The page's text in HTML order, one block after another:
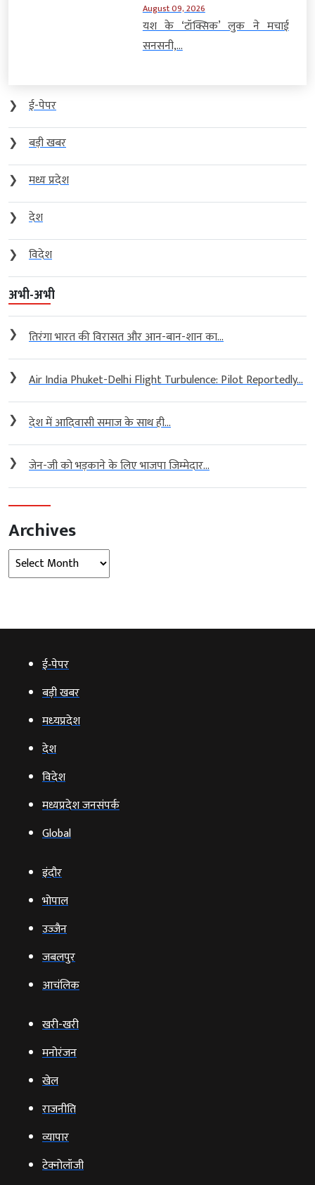
August 09, 2026
यश के ‘टॉक्सिक’ लुक ने मचाई
सनसनी,...
❯
ई-पेपर
❯
बड़ी खबर
❯
मध्य प्रदेश
❯
देश
❯
विदेश
अभी-अभी
❯ तिरंगा भारत की विरासत और आन-बान-शान का...
❯ Air India Phuket-Delhi Flight Turbulence: Pilot Reportedly...
❯ देश में आदिवासी समाज के साथ ही...
❯ जेन-जी को भड़काने के लिए भाजपा जिम्मेदार...
Archives
Archives
ई‑पेपर
बड़ी खबर
मध्‍यप्रदेश
देश
विदेश
मध्यप्रदेश जनसंपर्क
Global
इंदौर
भोपाल
उज्‍जैन
जबलपुर
आचंलिक
खरी-खरी
मनोरंजन
खेल
राजनीति
व्‍यापार
टेक्‍नोलॉजी